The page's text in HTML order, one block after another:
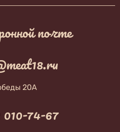
почте
20А
74-67